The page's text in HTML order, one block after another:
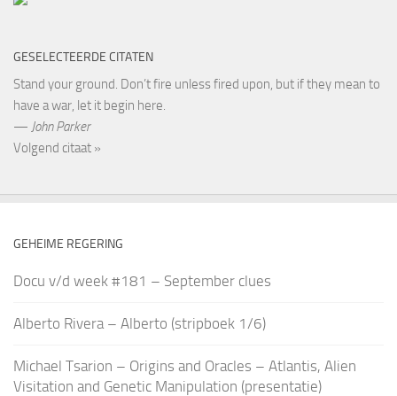
GESELECTEERDE CITATEN
Stand your ground. Don’t fire unless fired upon, but if they mean to
have a war, let it begin here.
— John Parker
Volgend citaat »
GEHEIME REGERING
Docu v/d week #181 – September clues
Alberto Rivera – Alberto (stripboek 1/6)
Michael Tsarion – Origins and Oracles – Atlantis, Alien
Visitation and Genetic Manipulation (presentatie)